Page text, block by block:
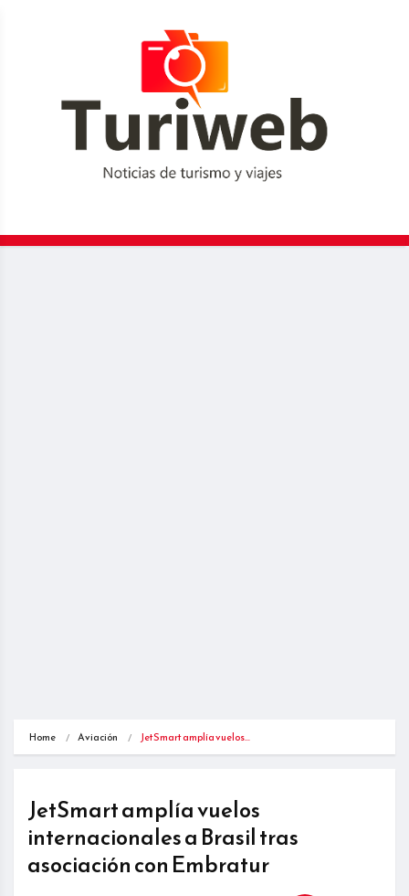
Home Aviación JetSmart amplía vuelos…
JetSmart amplía vuelos
internacionales a Brasil tras
asociación con Embratur